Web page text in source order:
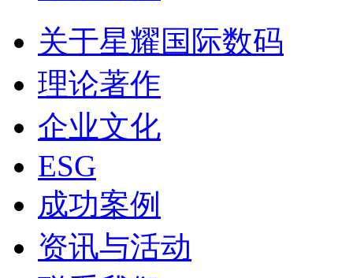
关于星耀国际数码
理论著作
企业文化
ESG
成功案例
资讯与活动